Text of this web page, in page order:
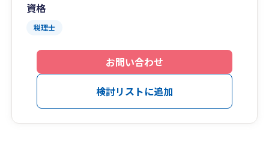
資格
税理士
お問い合わせ
検討リストに追加